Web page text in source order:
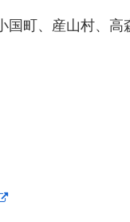
国町、産山村、高